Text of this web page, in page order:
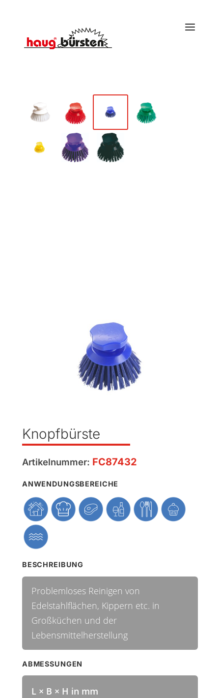
Knopfbürste
Artikelnummer: FC87432
ANWENDUNGSBEREICHE
BESCHREIBUNG
Problemloses Reinigen von
Edelstahlflächen, Kippern etc. in
Großküchen und der
Lebensmittelherstellung
ABMESSUNGEN
L × B × H in mm